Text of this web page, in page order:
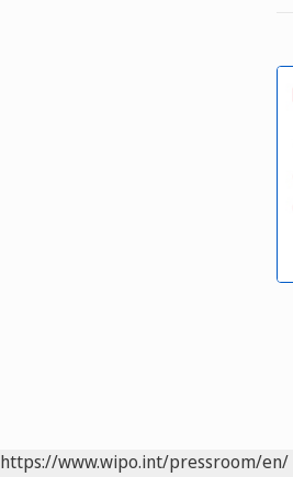
https://www.wipo.int/pressroom/en/